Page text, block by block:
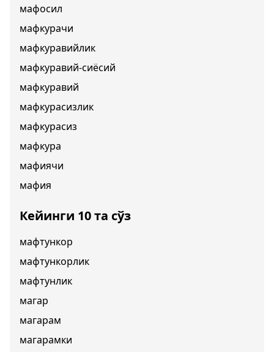
мафосил
мафкурачи
мафкуравийлик
мафкуравий-сиёсий
мафкуравий
мафкурасизлик
мафкурасиз
мафкура
мафиячи
мафия
Кейинги 10 та сўз
мафтункор
мафтункорлик
мафтунлик
магар
магарам
магарамки